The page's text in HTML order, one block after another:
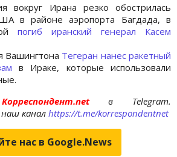
вокруг Ирана резко обострилась
в районе аэропорта Багдада, в
погиб иранский генерал Касем
Вашингтона Тегеран нанес ракетный
в Ираке, которые использовали
в Telegram.
канал https://t.me/korrespondentnet
нас в Google.News